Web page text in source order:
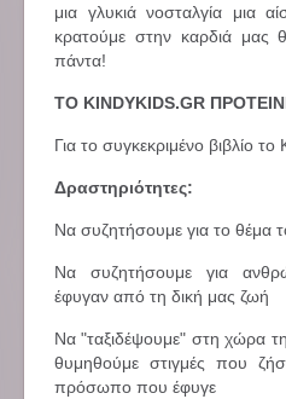
μια γλυκιά νοσταλγία μια
κρατούμε στην καρδιά μας
πάντα!
ΤΟ KINDYKIDS.GR
Για το συγκεκριμένο βιβλίο
Δραστηριότητες:
Να συζητήσουμε για το θέμα
Να συζητήσουμε για
έφυγαν από τη δική μας ζωή
Να "ταξιδέψουμε" στη χώρα
θυμηθούμε στιγμές που
πρόσωπο που έφυγε